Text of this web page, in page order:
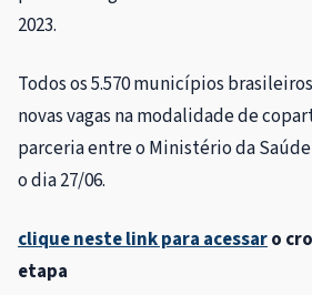
2023.
Todos os 5.570 municípios
novas vagas na modalidade de
parceria entre o Ministério da
o dia 27/06.
clique neste link para acessaro
etapa